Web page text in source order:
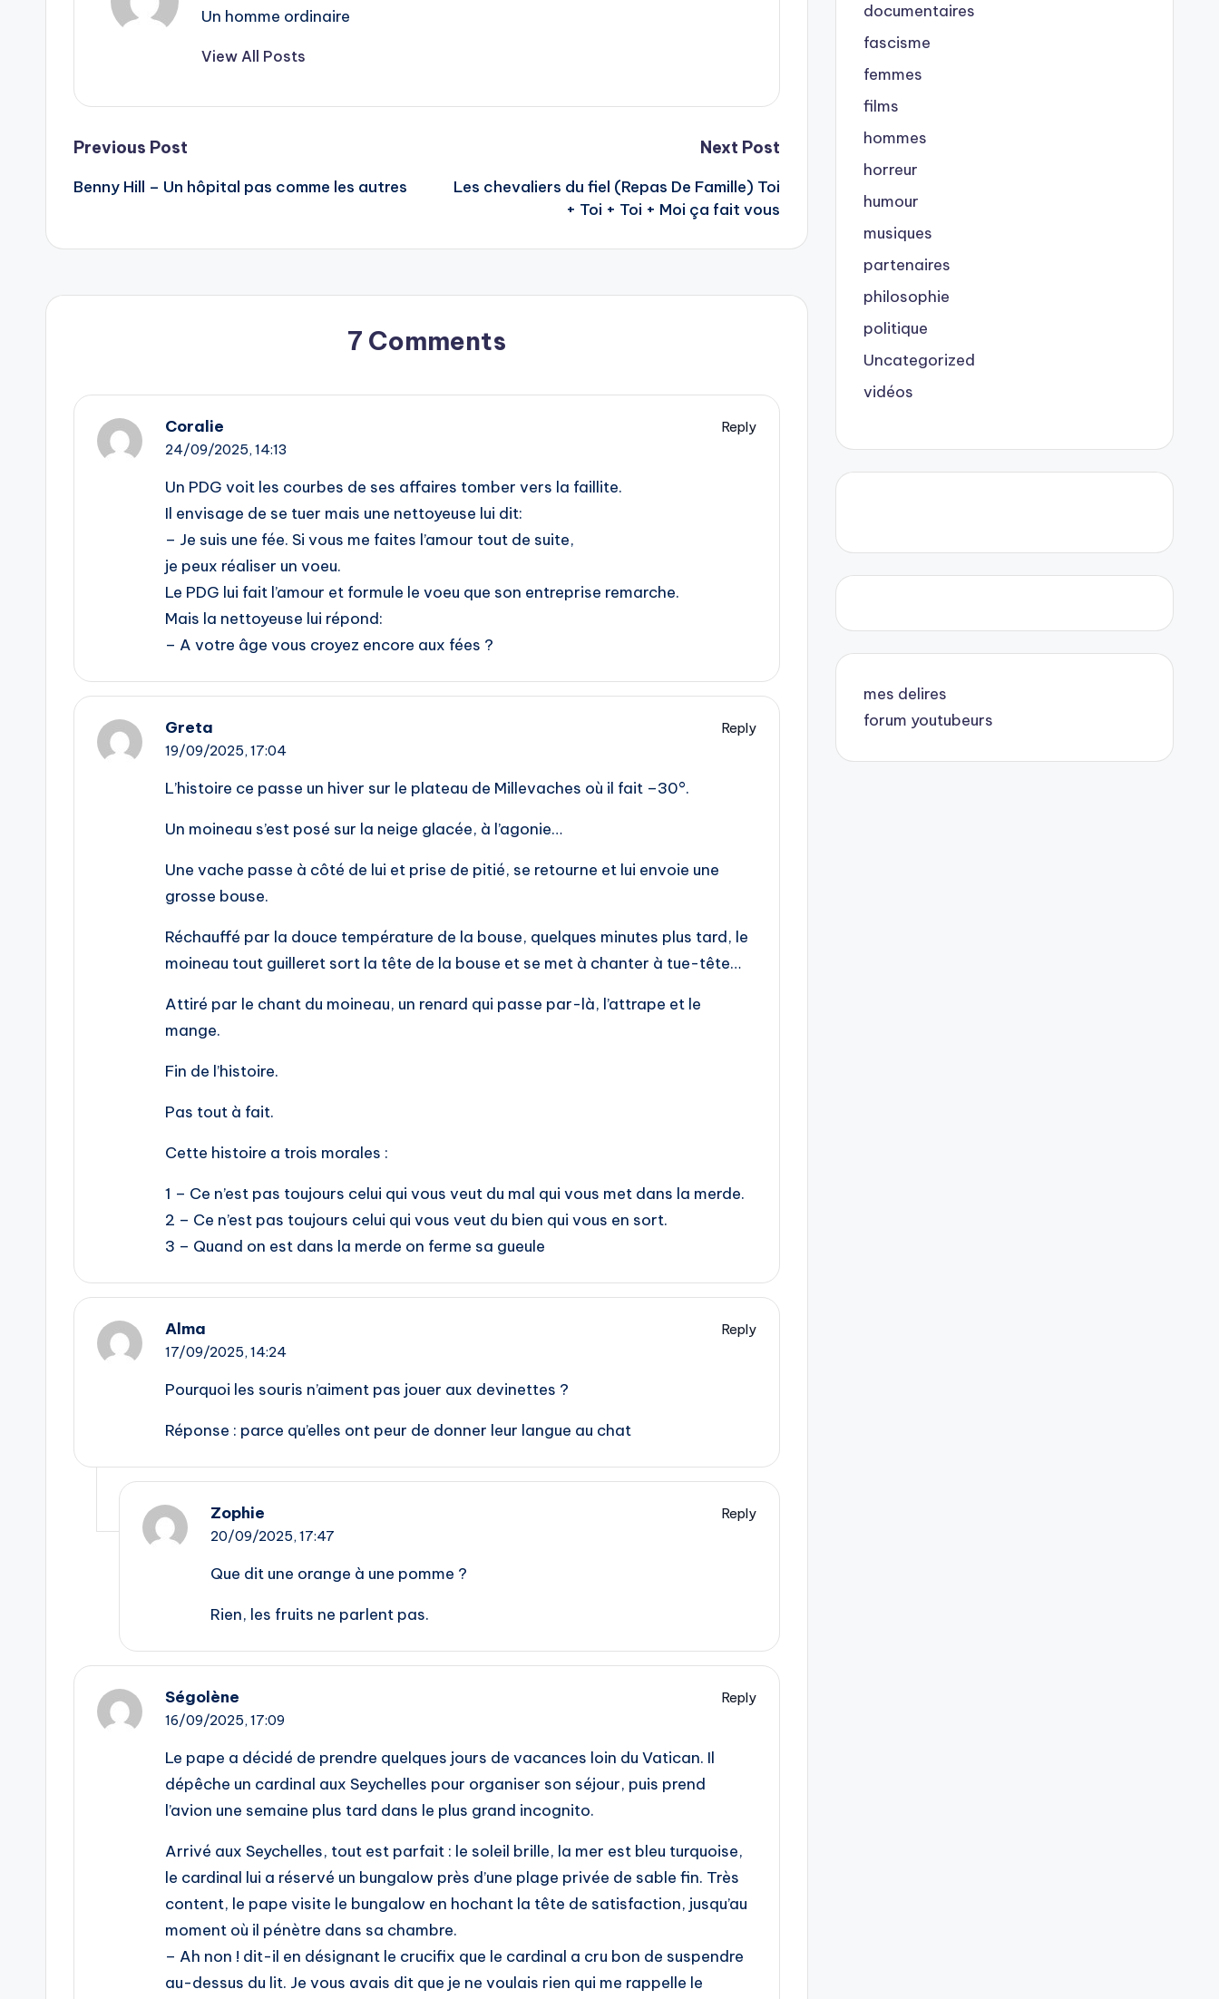
Un homme ordinaire
View All Posts
Post
navigation
Previous Post
Benny Hill – Un hôpital pas comme les autres
Next Post
Les chevaliers du fiel (Repas De Famille) Toi
+ Toi + Toi + Moi ça fait vous
7 Comments
Coralie
Reply
24/09/2025, 14:13
Un PDG voit les courbes de ses affaires tomber vers la faillite.
Il envisage de se tuer mais une nettoyeuse lui dit:
– Je suis une fée. Si vous me faites l’amour tout de suite,
je peux réaliser un voeu.
Le PDG lui fait l’amour et formule le voeu que son entreprise remarche.
Mais la nettoyeuse lui répond:
– A votre âge vous croyez encore aux fées ?
Greta
Reply
19/09/2025, 17:04
L’histoire ce passe un hiver sur le plateau de Millevaches où il fait –30°.
Un moineau s’est posé sur la neige glacée, à l’agonie…
Une vache passe à côté de lui et prise de pitié, se retourne et lui envoie une
grosse bouse.
Réchauffé par la douce température de la bouse, quelques minutes plus tard, le
moineau tout guilleret sort la tête de la bouse et se met à chanter à tue-tête…
Attiré par le chant du moineau, un renard qui passe par-là, l’attrape et le
mange.
Fin de l’histoire.
Pas tout à fait.
Cette histoire a trois morales :
1 – Ce n’est pas toujours celui qui vous veut du mal qui vous met dans la merde.
2 – Ce n’est pas toujours celui qui vous veut du bien qui vous en sort.
3 – Quand on est dans la merde on ferme sa gueule
Alma
Reply
17/09/2025, 14:24
Pourquoi les souris n’aiment pas jouer aux devinettes ?
Réponse : parce qu’elles ont peur de donner leur langue au chat
Zophie
Reply
20/09/2025, 17:47
Que dit une orange à une pomme ?
Rien, les fruits ne parlent pas.
Ségolène
Reply
16/09/2025, 17:09
Le pape a décidé de prendre quelques jours de vacances loin du Vatican. Il
dépêche un cardinal aux Seychelles pour organiser son séjour, puis prend
l’avion une semaine plus tard dans le plus grand incognito.
Arrivé aux Seychelles, tout est parfait : le soleil brille, la mer est bleu turquoise,
le cardinal lui a réservé un bungalow près d’une plage privée de sable fin. Très
content, le pape visite le bungalow en hochant la tête de satisfaction, jusqu’au
moment où il pénètre dans sa chambre.
– Ah non ! dit-il en désignant le crucifix que le cardinal a cru bon de suspendre
au-dessus du lit. Je vous avais dit que je ne voulais rien qui me rappelle le
documentaires
fascisme
femmes
films
hommes
horreur
humour
musiques
partenaires
philosophie
politique
Uncategorized
vidéos
mes delires
forum youtubeurs